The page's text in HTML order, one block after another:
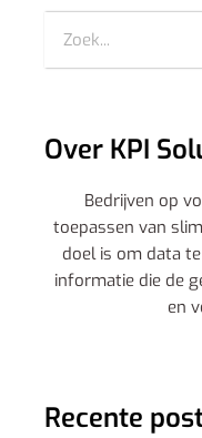
Over KPI
Bedrijven op
toepassen van
doel is om data
informatie die de
en
Recente